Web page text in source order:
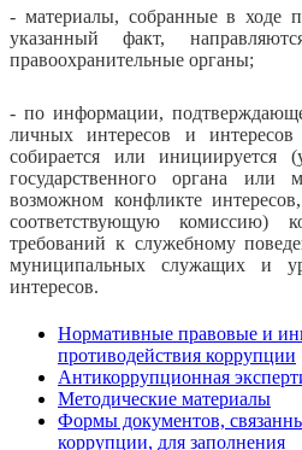
- материалы, собранные в ходе
указанный факт,
правоохранительные органы;
- по информации,
личных интересов и интересов
собирается или инициируется
государственного органа или
возможном конфликте
соответствующую комиссию)
требований к служебному
муниципальных служащих и
интересов.
Нормативные правовые и
противодействия коррупции
Антикоррупционная
Методические материалы
Формы документов,
коррупции, для заполнения